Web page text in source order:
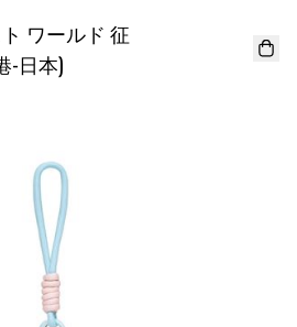
征
(香港-日本)